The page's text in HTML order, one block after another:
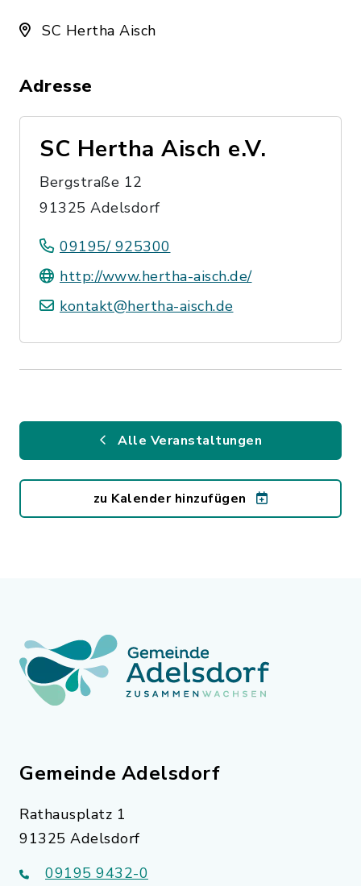
SC Hertha Aisch
Adresse
SC Hertha Aisch e.V.
Bergstraße 12
91325 Adelsdorf
09195/ 925300
http://www.hertha-aisch.de/
kontakt@hertha-aisch.de
Alle Veranstaltungen
zu Kalender hinzufügen
Gemeinde Adelsdorf
Rathausplatz 1
91325 Adelsdorf
09195 9432-0